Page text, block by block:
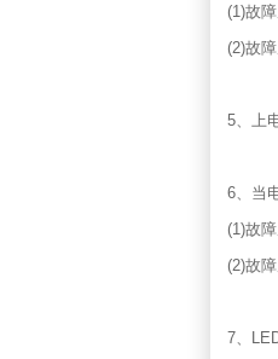
(1)故
(2)故
5、上
6、当
(1)故
(2)故
7、